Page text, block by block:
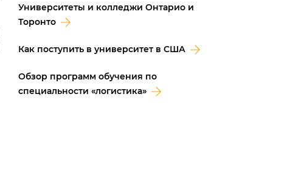
Университеты и колледжи Онтарио и
Торонто
Как поступить в университет в США
Обзор программ обучения по
специальности «логистика»